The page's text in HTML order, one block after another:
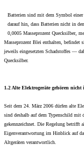
Batterien sind mit dem Symbol einer
darauf hin, dass Batterien nicht in
0,0005 Masseprozent Quecksilber,
Masseprozent Blei enthalten, befindet
jeweils eingesetzten Schadstoffes —
Quecksilber.
1.2 Alte Elektrogeräte gehören
Seit dem 24. März 2006 dürfen alte
sind deshalb auf dem Typenschild mit
gekennzeichnet. Die Regelung betrifft
Eigenverantwortung im Hinblick auf
Altgeräten verantwortlich.